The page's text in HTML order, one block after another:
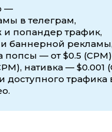
—
в телеграм,
попандер трафик,
баннерной рекламы,
попсы — от $0.5
нативка — $0.001
трафика